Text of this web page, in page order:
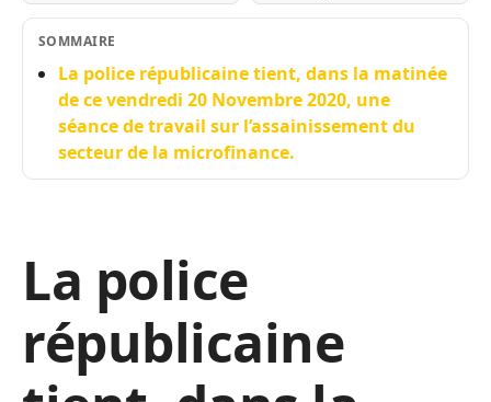
SOMMAIRE
La police républicaine tient, dans la matinée
de ce vendredi 20 Novembre 2020, une
séance de travail sur l’assainissement du
secteur de la microfinance.
La police
républicaine